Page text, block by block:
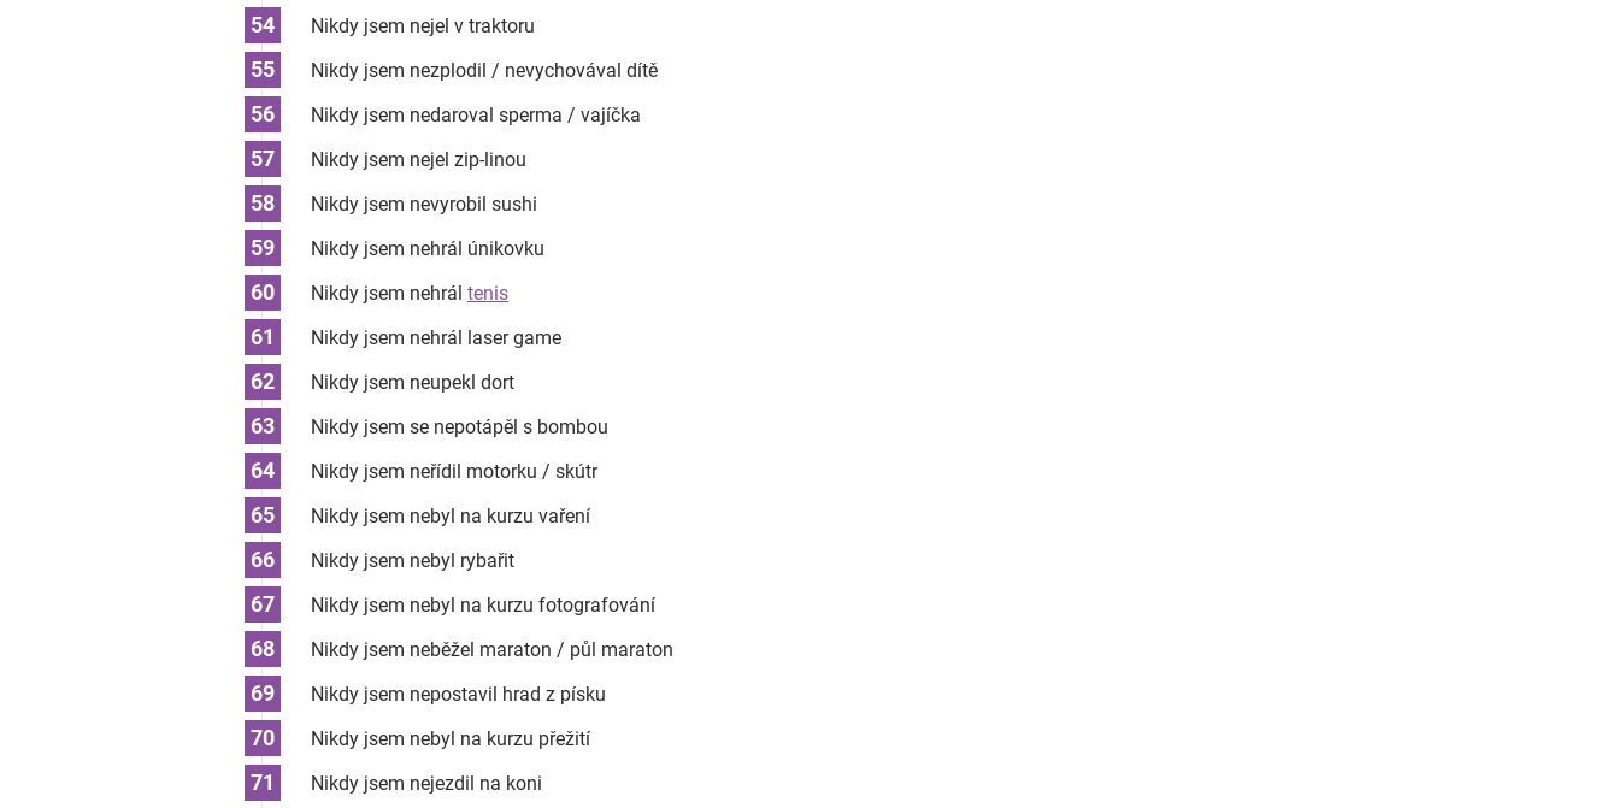
Nikdy jsem nejel v traktoru
Nikdy jsem nezplodil / nevychovával dítě
Nikdy jsem nedaroval sperma / vajíčka
Nikdy jsem nejel zip-linou
Nikdy jsem nevyrobil sushi
Nikdy jsem nehrál únikovku
Nikdy jsem nehrál tenis
Nikdy jsem nehrál laser game
Nikdy jsem neupekl dort
Nikdy jsem se nepotápěl s bombou
Nikdy jsem neřídil motorku / skútr
Nikdy jsem nebyl na kurzu vaření
Nikdy jsem nebyl rybařit
Nikdy jsem nebyl na kurzu fotografování
Nikdy jsem neběžel maraton / půl maraton
Nikdy jsem nepostavil hrad z písku
Nikdy jsem nebyl na kurzu přežití
Nikdy jsem nejezdil na koni